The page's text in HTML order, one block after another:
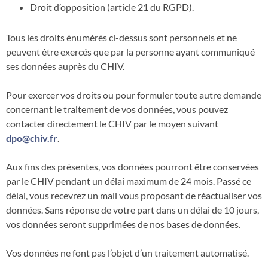
Droit d’opposition (article 21 du RGPD).
Tous les droits énumérés ci-dessus sont personnels et ne
peuvent être exercés que par la personne ayant communiqué
ses données auprès du CHIV.
Pour exercer vos droits ou pour formuler toute autre demande
concernant le traitement de vos données, vous pouvez
contacter directement le CHIV par le moyen suivant
dpo@chiv.fr.
Aux fins des présentes, vos données pourront être conservées
par le CHIV pendant un délai maximum de 24 mois. Passé ce
délai, vous recevrez un mail vous proposant de réactualiser vos
données. Sans réponse de votre part dans un délai de 10 jours,
vos données seront supprimées de nos bases de données.
Vos données ne font pas l’objet d’un traitement automatisé.